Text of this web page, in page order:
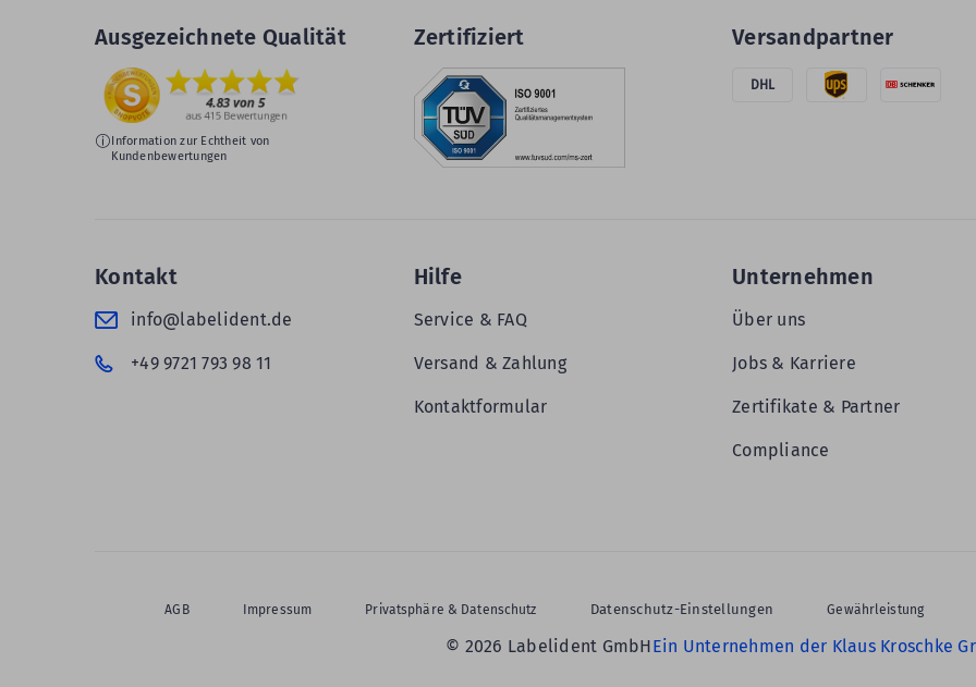
Ausgezeichnete Qualität
Information zur Echtheit von
Kundenbewertungen
Zertifiziert Versandpartner
DHL
Kontakt
info@labelident.de
+49 9721 793 98 11
Hilfe
Service & FAQ
Versand & Zahlung
Kontaktformular
Unternehmen
Über uns
Jobs & Karriere
Zertifikate & Partner
Compliance
AGB Impressum Privatsphäre & Datenschutz Datenschutz-Einstellungen Gewährleistung
© 2026 Labelident GmbHEin Unternehmen der Klaus Kroschke